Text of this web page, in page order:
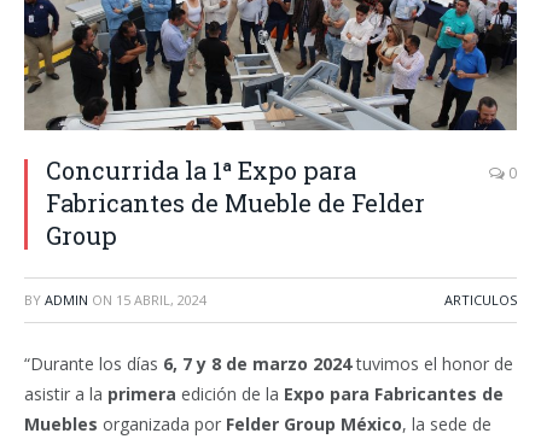
Concurrida la 1ª Expo para
Fabricantes de Mueble de Felder
Group
0
BY ADMIN ON 15 ABRIL, 2024 ARTICULOS
“Durante los días 6, 7 y 8 de marzo 2024tuvimos el honor de
asistir a la primera edición de la Expo para Fabricantes de
Muebles organizada por Felder Group México, la sede de